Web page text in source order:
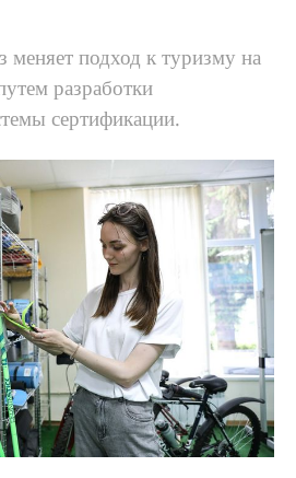
меняет подход к туризму на
разработки
сертификации.